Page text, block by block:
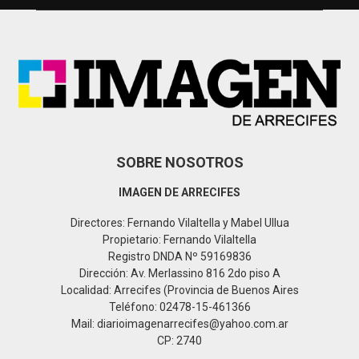
SOBRE NOSOTROS
IMAGEN DE ARRECIFES
Directores: Fernando Vilaltella y Mabel Ullua
Propietario: Fernando Vilaltella
Registro DNDA Nº 59169836
Dirección: Av. Merlassino 816 2do piso A
Localidad: Arrecifes (Provincia de Buenos Aires
Teléfono: 02478-15-461366
Mail: diarioimagenarrecifes@yahoo.com.ar
CP: 2740